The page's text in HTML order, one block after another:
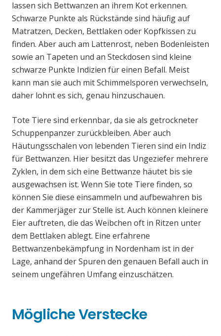
lassen sich Bettwanzen an ihrem Kot erkennen.
Schwarze Punkte als Rückstände sind häufig auf
Matratzen, Decken, Bettlaken oder Kopfkissen zu
finden. Aber auch am Lattenrost, neben Bodenleisten
sowie an Tapeten und an Steckdosen sind kleine
schwarze Punkte Indizien für einen Befall. Meist
kann man sie auch mit Schimmelsporen verwechseln,
daher lohnt es sich, genau hinzuschauen.
Tote Tiere sind erkennbar, da sie als getrockneter
Schuppenpanzer zurückbleiben. Aber auch
Häutungsschalen von lebenden Tieren sind ein Indiz
für Bettwanzen. Hier besitzt das Ungeziefer mehrere
Zyklen, in dem sich eine Bettwanze häutet bis sie
ausgewachsen ist. Wenn Sie tote Tiere finden, so
können Sie diese einsammeln und aufbewahren bis
der Kammerjäger zur Stelle ist. Auch können kleinere
Eier auftreten, die das Weibchen oft in Ritzen unter
dem Bettlaken ablegt. Eine erfahrene
Bettwanzenbekämpfung in Nordenham ist in der
Lage, anhand der Spuren den genauen Befall auch in
seinem ungefähren Umfang einzuschätzen.
Mögliche Verstecke